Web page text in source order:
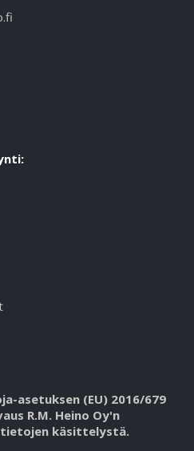
asetuksen (EU) 2016/679
R.M. Heino Oy'n
käsittelystä.